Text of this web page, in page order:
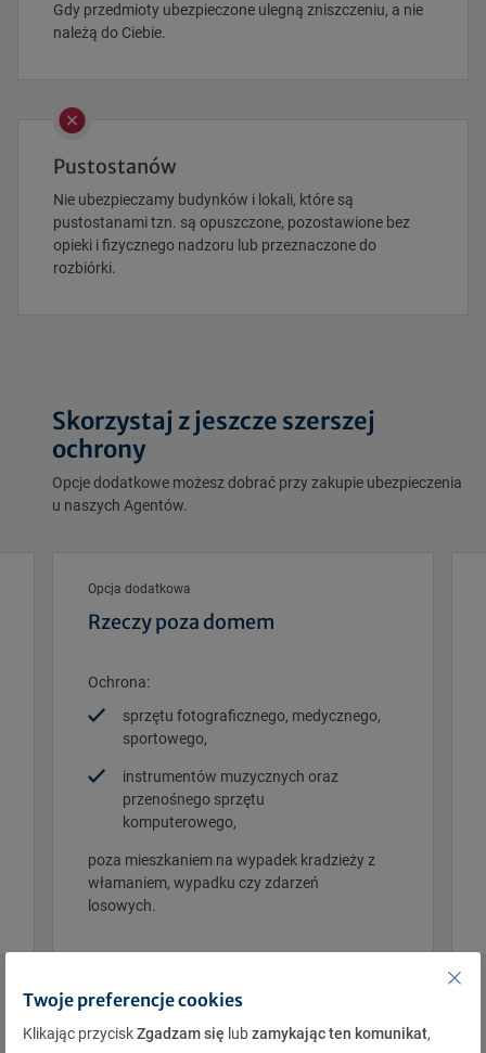
Gdy przedmioty ubezpieczone ulegną zniszczeniu, a nie
należą do Ciebie.
Pustostanów
Nie ubezpieczamy budynków i lokali, które są
pustostanami tzn. są opuszczone, pozostawione bez
opieki i fizycznego nadzoru lub przeznaczone do
rozbiórki.
Skorzystaj z jeszcze szerszej
ochrony
Opcje dodatkowe możesz dobrać przy zakupie ubezpieczenia
u naszych Agentów.
Opcja dodatkowa
Rzeczy poza domem
Ochrona:
sprzętu fotograficznego, medycznego,
sportowego,
instrumentów muzycznych oraz
przenośnego sprzętu
komputerowego,
poza mieszkaniem na wypadek kradzieży z
włamaniem, wypadku czy zdarzeń
losowych.
Twoje preferencje cookies
Klikając przyciskZgadzam się lubzamykając ten komunikat,